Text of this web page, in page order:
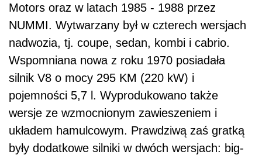
Motors oraz w latach 1985 - 1988 przez
NUMMI. Wytwarzany był w czterech wersjach
nadwozia, tj. coupe, sedan, kombi i cabrio.
Wspomniana nowa z roku 1970 posiadała
silnik V8 o mocy 295 KM (220 kW) i
pojemności 5,7 l. Wyprodukowano także
wersje ze wzmocnionym zawieszeniem i
układem hamulcowym. Prawdziwą zaś gratką
były dodatkowe silniki w dwóch wersjach: big-